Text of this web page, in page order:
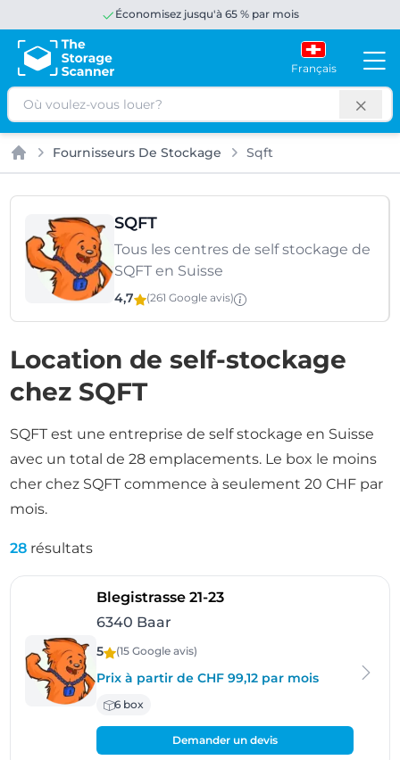
Économisez jusqu'à 65 % par mois
Français
Rechercher
Accueil
Fournisseurs De Stockage Sqft
SQFT
Tous les centres de self stockage de
SQFT en Suisse
4,7 (261 Googleavis)
Location de self-stockage
chez SQFT
SQFT est une entreprise de self stockage en Suisse
avec un total de 28 emplacements. Le box le moins
cher chez SQFT commence à seulement 20 CHF par
mois.
28 résultats
Blegistrasse 21-23- Baar
6340 Baar
5 (15 Googleavis)
Prix à partir de CHF 99,12 par mois
6 box
Demander un devis